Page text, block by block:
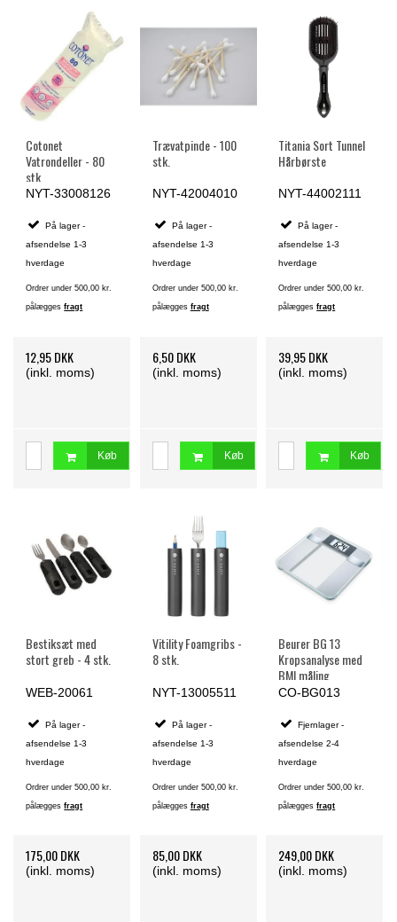
Cotonet
Vatrondeller - 80
stk.
NYT-33008126
På lager -
afsendelse 1-3
hverdage
Ordrer under 500,00 kr.
pålæggesfragt
12,95 DKK
(inkl. moms)
Køb
Trævatpinde - 100
stk.
NYT-42004010
På lager -
afsendelse 1-3
hverdage
Ordrer under 500,00 kr.
pålægges fragt
6,50 DKK
(inkl. moms)
Køb
Titania Sort Tunnel
Hårbørste
NYT-44002111
På lager -
afsendelse 1-3
hverdage
Ordrer under 500,00 kr.
pålæggesfragt
39,95 DKK
(inkl. moms)
Køb
Bestiksæt med
stort greb - 4 stk.
WEB-20061
På lager -
afsendelse 1-3
hverdage
Ordrer under 500,00 kr.
pålæggesfragt
175,00 DKK
(inkl. moms)
Vitility Foamgribs -
8 stk.
NYT-13005511
På lager -
afsendelse 1-3
hverdage
Ordrer under 500,00 kr.
pålægges fragt
85,00 DKK
(inkl. moms)
Beurer BG 13
Kropsanalyse med
BMI måling
CO-BG013
Fjernlager -
afsendelse 2-4
hverdage
Ordrer under 500,00 kr.
pålæggesfragt
249,00 DKK
(inkl. moms)